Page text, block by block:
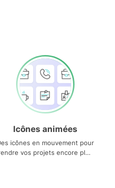
Icônes animées
icônes en mouvement pour
vos projets encore plus